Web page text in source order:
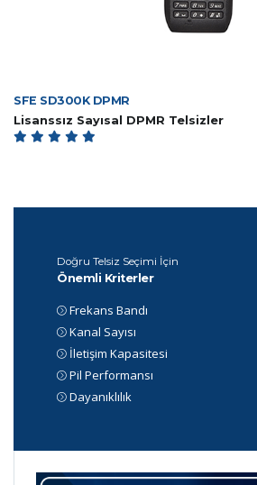
Doğru Telsiz Seçimi İçin
Önemli Kriterler
Frekans Bandı
Kanal Sayısı
İletişim Kapasitesi
Pil Performansı
Dayanıklılık
SFE SD300K DPMR
Lisanssız Sayısal DPMR Telsizler